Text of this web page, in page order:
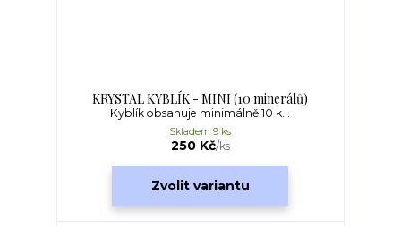
KRYSTAL KYBLÍK - MINI (10 minerálů)
Kyblík obsahuje minimálně 10 k...
250 Kč/ks
Skladem 9 ks
Zvolit variantu